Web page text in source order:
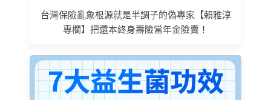
台灣保險亂象根源就是半調子的偽專家【賴雅淳
專欄】把還本終身壽險當年金險賣！